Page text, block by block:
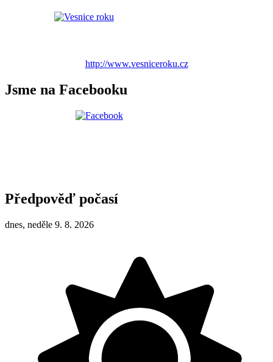
http://www.vesniceroku.cz
Jsme na Facebooku
Předpověď počasí
dnes, neděle 9. 8. 2026